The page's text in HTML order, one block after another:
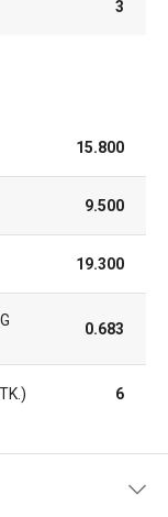
3
15.800
9.500
19.300
(
0.683
6